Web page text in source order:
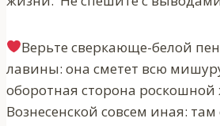
‍‍Верьте сверкающе-белой
лавины: она сметет всю
оборотная сторона
Вознесенской совсем иная: